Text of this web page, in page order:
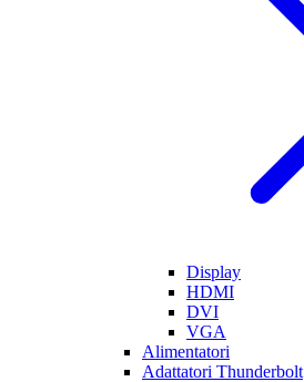
Display
HDMI
DVI
VGA
Alimentatori
Adattatori Thunderbolt